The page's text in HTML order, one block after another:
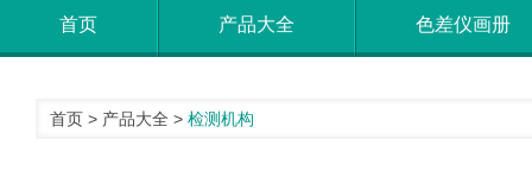
首页 产品大全 色差仪画册
首页 > 产品大全 > 检测机构